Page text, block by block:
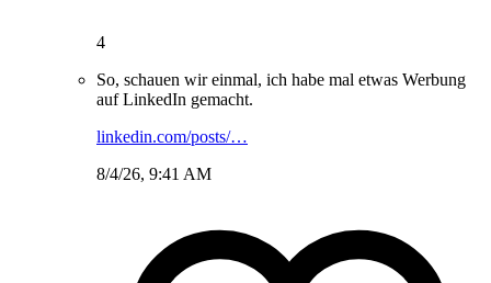
4
So, schauen wir einmal, ich habe mal etwas Werbung
auf LinkedIn gemacht.
linkedin.com/posts/…
8/4/26, 9:41 AM